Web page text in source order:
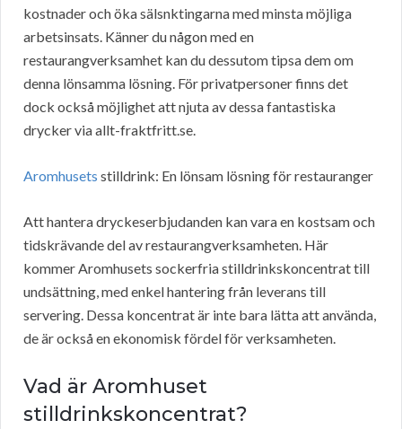
kostnader och öka sälsnktingarna med minsta möjliga
arbetsinsats. Känner du någon med en
restaurangverksamhet kan du dessutom tipsa dem om
denna lönsamma lösning. För privatpersoner finns det
dock också möjlighet att njuta av dessa fantastiska
drycker via allt-fraktfritt.se.
Aromhusets stilldrink: En lönsam lösning för restauranger
Att hantera dryckeserbjudanden kan vara en kostsam och
tidskrävande del av restaurangverksamheten. Här
kommer Aromhusets sockerfria stilldrinkskoncentrat till
undsättning, med enkel hantering från leverans till
servering. Dessa koncentrat är inte bara lätta att använda,
de är också en ekonomisk fördel för verksamheten.
Vad är Aromhuset
stilldrinkskoncentrat?